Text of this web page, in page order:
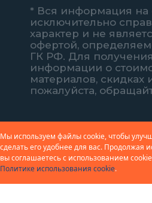
* Вся информация на
исключительно
характер и не
офертой,
ГК РФ. Для
информации о
материалов, скидках
пожалуйста,
Мы используем файлы cookie, чтобы
сделать его удобнее для вас. Продолжая
вы соглашаетесь с использованием
Политике использования cookie.